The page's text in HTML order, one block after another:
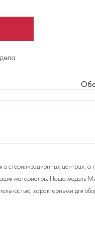
стерилизационных центрах, а
материалов. Наша модель
характерными для